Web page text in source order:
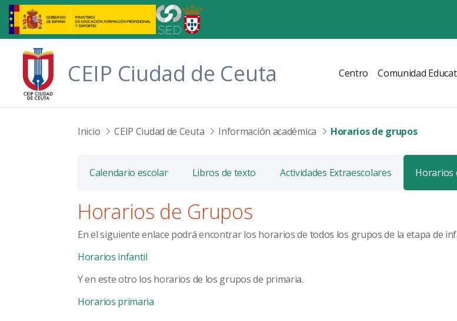
Saltar al contenido principal
CEIP Ciudad de Ceuta Centro Comunidad
Inicio CEIP Ciudad de Ceuta Información académica Horarios de grupos
Calendario escolar Libros de texto Actividades Extraescolares Horarios
Horarios de Grupos
En el siguiente enlace podrá encontrar los horarios de todos los grupos de la etapa de
Horarios infantil
Y en este otro los horarios de los grupos de primaria.
Horarios primaria